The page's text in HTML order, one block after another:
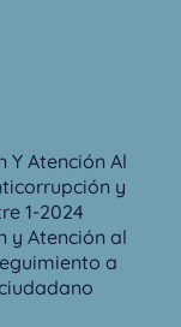
Y Atención Al
y
1-2024
y Atención al
a